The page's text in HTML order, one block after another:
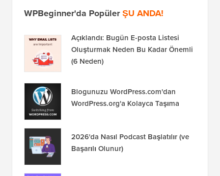
WPBeginner'da PopülerŞU ANDA!
Açıklandı: Bugün E-posta Listesi
Oluşturmak Neden Bu Kadar Önemli
(6 Neden)
Blogunuzu WordPress.com'dan
WordPress.org'a Kolayca Taşıma
2026'da Nasıl Podcast Başlatılır (ve
Başarılı Olunur)